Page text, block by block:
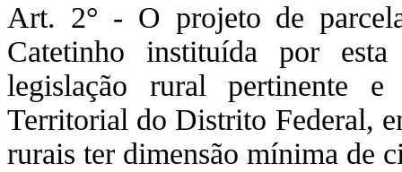
Art. 2° - O projeto de
Catetinho instituída por
legislação rural pertinente
Territorial do Distrito Federal,
rurais ter dimensão mínima de